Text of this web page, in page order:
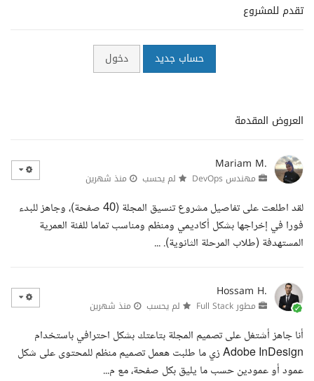
تقدم للمشروع
حساب جديد دخول
العروض المقدمة
Mariam M.
مهندس DevOps لم يحسب منذ شهرين
لقد اطلعت على تفاصيل مشروع تنسيق المجلة (40 صفحة)، وجاهز للبدء
فورا في إخراجها بشكل أكاديمي ومنظم ومناسب تماما للفئة العمرية
المستهدفة (طلاب المرحلة الثانوية). ...
Hossam H.
مطور Full Stack لم يحسب منذ شهرين
أنا جاهز أشتغل على تصميم المجلة بتاعتك بشكل احترافي باستخدام
Adobe InDesign زي ما طلبت هعمل تصميم منظم للمحتوى على شكل
عمود أو عمودين حسب ما يليق بكل صفحة، مع م...